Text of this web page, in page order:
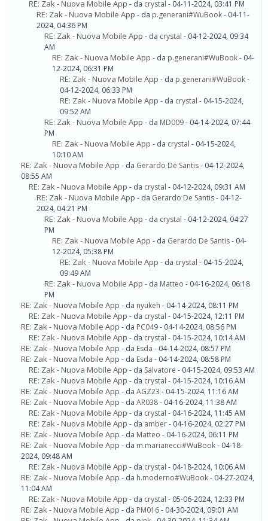
RE: Zak - Nuova Mobile App - da crystal - 04-11-2024, 03:41 PM
RE: Zak - Nuova Mobile App - da p.generani#WuBook- 04-11-
2024, 04:36 PM
RE: Zak - Nuova Mobile App - da crystal - 04-12-2024, 09:34
AM
RE: Zak - Nuova Mobile App - da p.generani#WuBook- 04-
12-2024, 06:31 PM
RE: Zak - Nuova Mobile App - da p.generani#WuBook-
04-12-2024, 06:33 PM
RE: Zak - Nuova Mobile App - da crystal - 04-15-2024,
09:52 AM
RE: Zak - Nuova Mobile App - da MD009- 04-14-2024, 07:44
PM
RE: Zak - Nuova Mobile App - da crystal - 04-15-2024,
10:10 AM
RE: Zak - Nuova Mobile App - da Gerardo De Santis- 04-12-2024,
08:55 AM
RE: Zak - Nuova Mobile App - da crystal - 04-12-2024, 09:31 AM
RE: Zak - Nuova Mobile App - da Gerardo De Santis- 04-12-
2024, 04:21 PM
RE: Zak - Nuova Mobile App - da crystal - 04-12-2024, 04:27
PM
RE: Zak - Nuova Mobile App - da Gerardo De Santis- 04-
12-2024, 05:38 PM
RE: Zak - Nuova Mobile App - da crystal - 04-15-2024,
09:49 AM
RE: Zak - Nuova Mobile App - da Matteo - 04-16-2024, 06:18
PM
RE: Zak - Nuova Mobile App - da nyukeh - 04-14-2024, 08:11 PM
RE: Zak - Nuova Mobile App - da crystal - 04-15-2024, 12:11 PM
RE: Zak - Nuova Mobile App - da PC049- 04-14-2024, 08:56 PM
RE: Zak - Nuova Mobile App - da crystal - 04-15-2024, 10:14 AM
RE: Zak - Nuova Mobile App - da Esda - 04-14-2024, 08:57 PM
RE: Zak - Nuova Mobile App - da Esda - 04-14-2024, 08:58 PM
RE: Zak - Nuova Mobile App - da Salvatore - 04-15-2024, 09:53 AM
RE: Zak - Nuova Mobile App - da crystal - 04-15-2024, 10:16 AM
RE: Zak - Nuova Mobile App - da AGZ23 - 04-15-2024, 11:16 AM
RE: Zak - Nuova Mobile App - da AR038- 04-16-2024, 11:38 AM
RE: Zak - Nuova Mobile App - da crystal - 04-16-2024, 11:45 AM
RE: Zak - Nuova Mobile App - da amber- 04-16-2024, 02:27 PM
RE: Zak - Nuova Mobile App - da Matteo - 04-16-2024, 06:11 PM
RE: Zak - Nuova Mobile App - da m.marianecci#WuBook- 04-18-
2024, 09:48 AM
RE: Zak - Nuova Mobile App - da crystal - 04-18-2024, 10:06 AM
RE: Zak - Nuova Mobile App - da h.moderno#WuBook- 04-27-2024,
11:04 AM
RE: Zak - Nuova Mobile App - da crystal - 05-06-2024, 12:33 PM
RE: Zak - Nuova Mobile App - da PM016- 04-30-2024, 09:01 AM